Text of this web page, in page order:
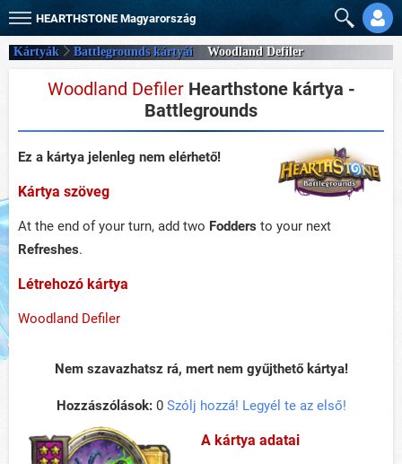
HEARTHSTONE Magyarország
Kártyák Battlegrounds kártyái Woodland Defiler
Woodland DefilerHearthstone kártya -
Battlegrounds
Ez a kártya jelenleg nem elérhető!
Kártya szöveg
At the end of your turn, add two Fodders to your next
Refreshes.
Létrehozó kártya
Woodland Defiler
Nem szavazhatsz rá, mert nem gyűjthető kártya!
Hozzászólások:0 Szólj hozzá! Legyél te az első!
A kártya adatai